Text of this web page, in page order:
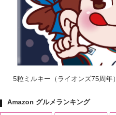
5粒ミルキー（ライオンズ75周年）
Amazon グルメランキング